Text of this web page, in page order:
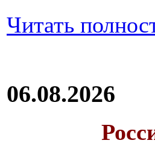
Читать
06.08.2026